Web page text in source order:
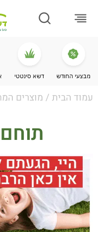
מבצעי החודש דשא סינטטי
עמוד הבית / מוצרים